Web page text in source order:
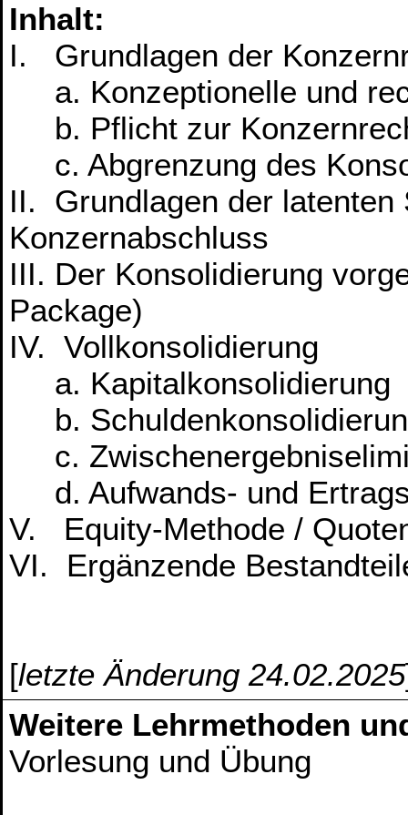
Inhalt:
I. Grundlagen der
a. Konzeptionelle und
b. Pflicht zur
c. Abgrenzung des
II. Grundlagen der latenten
Konzernabschluss
III. Der Konsolidierung
Package)
IV. Vollkonsolidierung
a. Kapitalkonsolidierung
b.
c.
d. Aufwands- und
V. Equity-Methode /
VI. Ergänzende
[letzte Änderung 24.02.2025
Weitere Lehrmethoden
Vorlesung und Übung